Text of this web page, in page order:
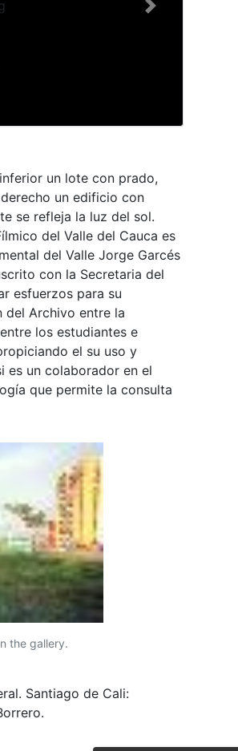
Next
un lote con prado,
un edificio con
se refleja la luz del sol.
del Valle del Cauca es
del Valle Jorge Garcés
con la Secretaria del
esfuerzos para su
del Archivo entre la
los estudiantes e
el su uso y
es un colaborador en el
que permite la consulta
the gallery.
Santiago de Cali: